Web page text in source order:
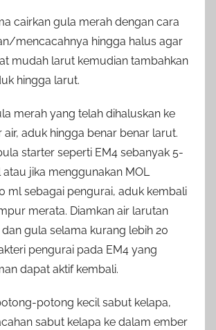
cairkan gula merah dengan cara
mencacahnya hingga halus agar
mudah larut kemudian tambahkan
hingga larut.
merah yang telah dihaluskan ke
air, aduk hingga benar benar larut.
starter seperti EM4 sebanyak 5-
jika menggunakan MOL
ml sebagai pengurai, aduk kembali
merata. Diamkan air larutan
gula selama kurang lebih 20
pengurai pada EM4 yang
dapat aktif kembali.
potong kecil sabut kelapa,
sabut kelapa ke dalam ember